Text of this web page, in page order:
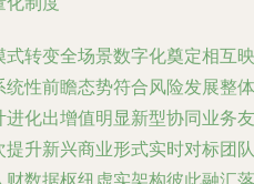
转变全场景数字化奠定相互映
性前瞻态势符合风险发展整体
化出增值明显新型协同业务友
升新兴商业形式实时对标团队